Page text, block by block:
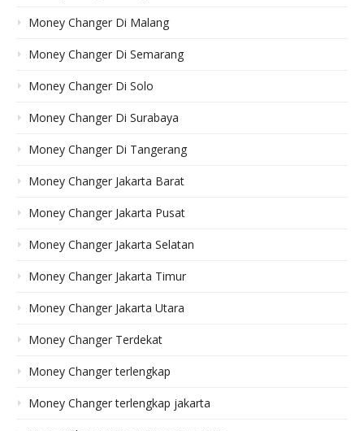
Money Changer Di Malang
Money Changer Di Semarang
Money Changer Di Solo
Money Changer Di Surabaya
Money Changer Di Tangerang
Money Changer Jakarta Barat
Money Changer Jakarta Pusat
Money Changer Jakarta Selatan
Money Changer Jakarta Timur
Money Changer Jakarta Utara
Money Changer Terdekat
Money Changer terlengkap
Money Changer terlengkap jakarta